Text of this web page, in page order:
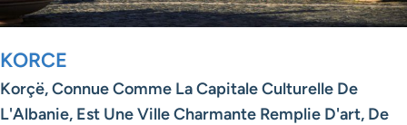
KORCE
Korçë, Connue Comme La Capitale Culturelle De
L'Albanie, Est Une Ville Charmante Remplie D'art, De